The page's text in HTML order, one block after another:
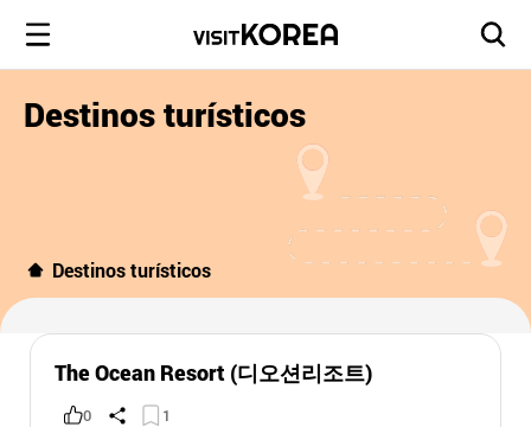
Destinos turísticos
Destinos turísticos
The Ocean Resort (디오션리조트)
0 1